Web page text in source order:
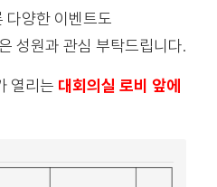
다양한 이벤트도
성원과 관심 부탁드립니다.
열리는 대회의실 로비 앞에